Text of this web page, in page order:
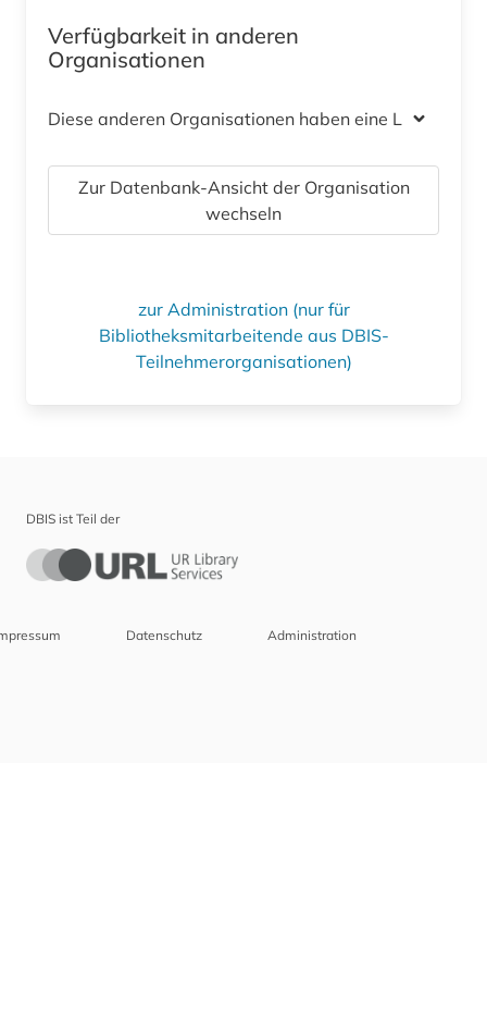
Verfügbarkeit in anderen
Organisationen
Diese anderen Organisationen haben eine Lizenz
Zur Datenbank-Ansicht der Organisation
wechseln
zur Administration (nur für
Bibliotheksmitarbeitende aus DBIS-
Teilnehmerorganisationen)
DBIS ist Teil der
Datenschutz Administration